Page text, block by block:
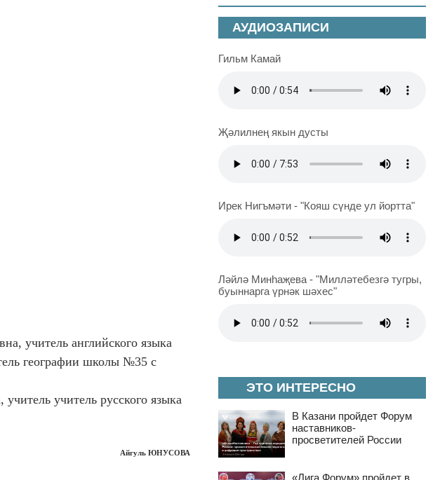
учитель английского языка
географии школы №35 с
учитель русского языка
Айгуль ЮНУСОВА
ЭТО ИНТЕРЕСНО
В Казани пройдет Форум
наставников-
просветителей России
«Лига Форум» пройдет в
АУДИОЗАПИСИ
Гильм Камай
Җәлилнең якын дусты
Ирек Нигъмәти - "Кояш сүнде ул йортта"
Ләйлә Минһаҗева - "Милләтебезгә тугры,
буыннарга үрнәк шәхес"